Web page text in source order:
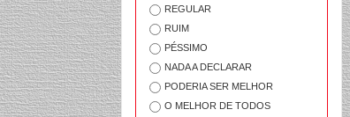
REGULAR
RUIM
PÉSSIMO
NADA A DECLARAR
PODERIA SER MELHOR
O MELHOR DE TODOS